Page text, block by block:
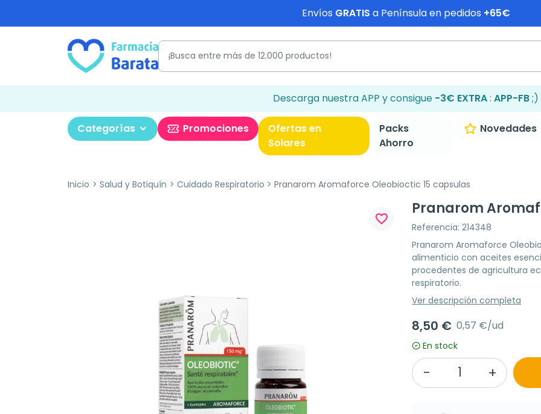
Envíos GRATIS a Península en pedidos +65€
Descarga nuestra APP y consigue -3€ EXTRA: APP-FB;)
Categorías Promociones
Ofertas en
Solares
Packs
Ahorro
Novedades
Inicio Salud y Botiquín Cuidado Respiratorio Pranarom Aromaforce Oleobioctic 15 capsulas
favorite_border
Pranarom
Referencia: 214348
Pranarom Aromaforce
alimenticio con aceites
procedentes de agricultura
respiratorio.
Ver descripción completa
8,50 € 0,57 €/ud
En stock